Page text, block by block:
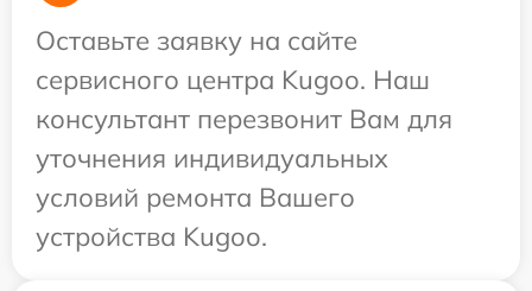
Оставьте заявку на сайте
сервисного центра Kugoo. Наш
консультант перезвонит Вам для
уточнения индивидуальных
условий ремонта Вашего
устройства Kugoo.